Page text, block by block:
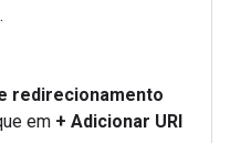
redirecionamento
em + Adicionar URI